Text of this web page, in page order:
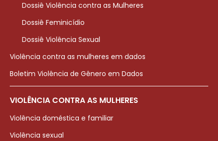
Dossiê Violência contra as Mulheres
Dossiê Feminicídio
Dossiê Violência Sexual
Violência contra as mulheres em dados
Boletim Violência de Gênero em Dados
VIOLÊNCIA CONTRA AS MULHERES
Violência doméstica e familiar
Violência sexual